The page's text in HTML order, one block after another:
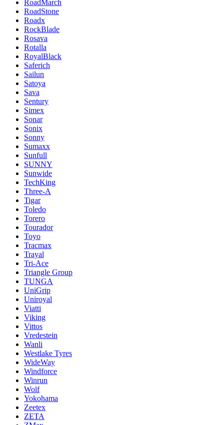
RoadMarch
RoadStone
Roadx
RockBlade
Rosava
Rotalla
RoyalBlack
Saferich
Sailun
Satoya
Sava
Sentury
Simex
Sonar
Sonix
Sonny
Sumaxx
Sunfull
SUNNY
Sunwide
TechKing
Three-A
Tigar
Toledo
Torero
Tourador
Toyo
Tracmax
Trayal
Tri-Ace
Triangle Group
TUNGA
UniGrip
Uniroyal
Viatti
Viking
Vittos
Vredestein
Wanli
Westlake Tyres
WideWay
Windforce
Winrun
Wolf
Yokohama
Zeetex
ZETA